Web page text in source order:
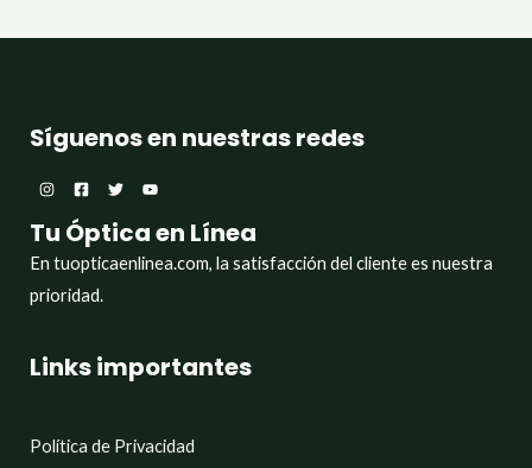
Síguenos en nuestras redes
Tu Óptica en Línea
En tuopticaenlinea.com, la satisfacción del cliente es nuestra
prioridad.
Links importantes
Política de Privacidad